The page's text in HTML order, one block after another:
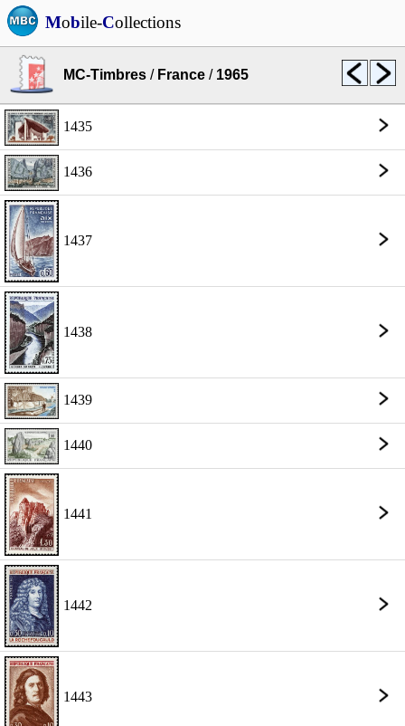
Mobile-Collections
MC-Timbres / France / 1965
1435
1436
1437
1438
1439
1440
1441
1442
1443